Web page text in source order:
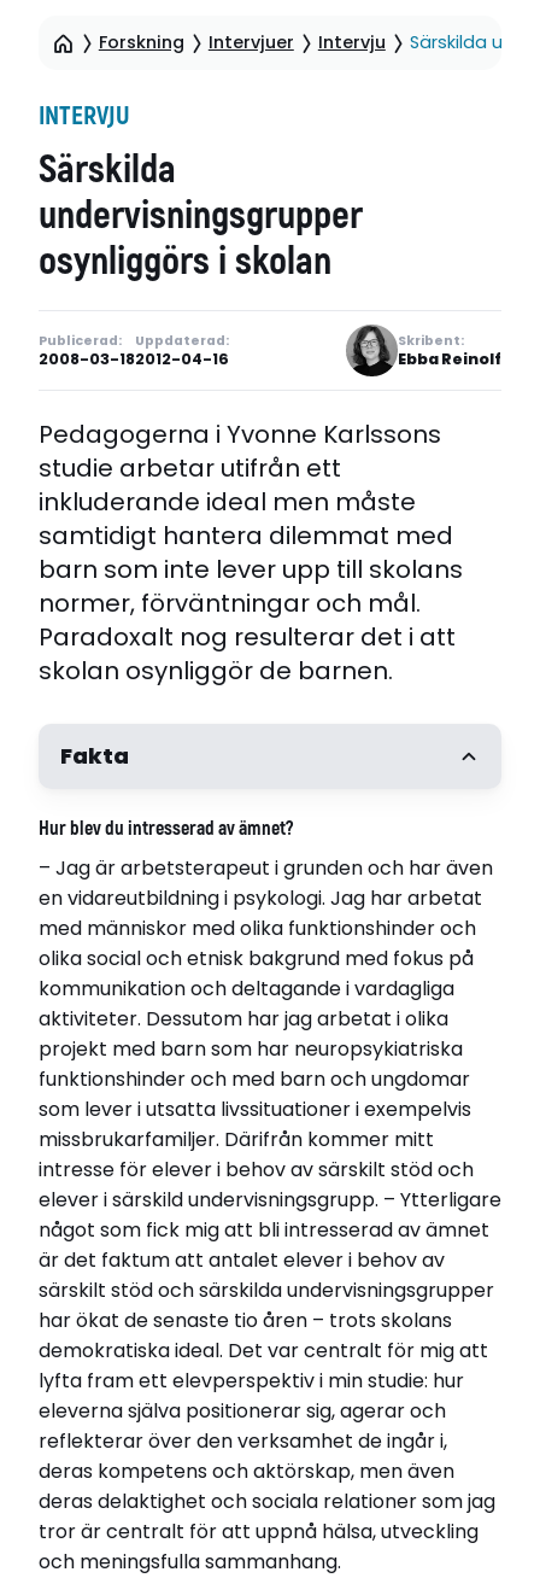
Forskning Intervjuer Intervju Särskilda
INTERVJU
Särskilda
undervisningsgrupper
osynliggörs i skolan
Publicerad:
2008-03-18
Uppdaterad:
2012-04-16
Skribent:
Ebba Reinolf
Pedagogerna i Yvonne Karlssons
studie arbetar utifrån ett
inkluderande ideal men måste
samtidigt hantera dilemmat med
barn som inte lever upp till skolans
normer, förväntningar och mål.
Paradoxalt nog resulterar det i att
skolan osynliggör de barnen.
Fakta
Yvonne Karlsson
Född 1959
i Linköping
Disputerade 2008-01-25
vid Linköpings universitet
Avhandling
Att inte vilja vara problem. Social organisering
och utvärdering av elever i en särskild
undervisningsgrupp.
Läs avhandling
Hur blev du intresserad av ämnet?
– Jag är arbetsterapeut i grunden och har även
en vidareutbildning i psykologi. Jag har arbetat
med människor med olika funktionshinder och
olika social och etnisk bakgrund med fokus på
kommunikation och deltagande i vardagliga
aktiviteter. Dessutom har jag arbetat i olika
projekt med barn som har neuropsykiatriska
funktionshinder och med barn och ungdomar
som lever i utsatta livssituationer i exempelvis
missbrukarfamiljer. Därifrån kommer mitt
intresse för elever i behov av särskilt stöd och
elever i särskild undervisningsgrupp. – Ytterligare
något som fick mig att bli intresserad av ämnet
är det faktum att antalet elever i behov av
särskilt stöd och särskilda undervisningsgrupper
har ökat de senaste tio åren – trots skolans
demokratiska ideal. Det var centralt för mig att
lyfta fram ett elevperspektiv i min studie: hur
eleverna själva positionerar sig, agerar och
reflekterar över den verksamhet de ingår i,
deras kompetens och aktörskap, men även
deras delaktighet och sociala relationer som jag
tror är centralt för att uppnå hälsa, utveckling
och meningsfulla sammanhang.